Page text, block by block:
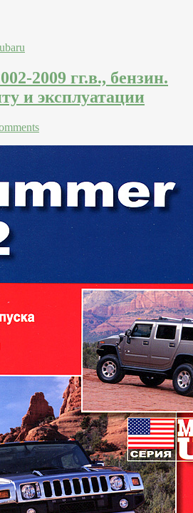
2009 гг.в., бензин.
и эксплуатации